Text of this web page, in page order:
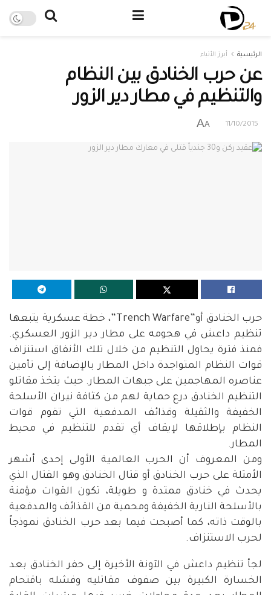
الرئيسية أبرز الأنباء
عن حرب الخنادق بين النظام
والتنظيم في مطار دير الزور
11/10/2015
A
A
حرب الخنادق أو”Trench Warfare”، خطة عسكرية يتبعها
تنظيم داعش في هجومه على مطار دير الزور العسكري.
فمنذ فترة يحاول التنظيم من خلال تلك الأنفاق استنزاف
قوات النظام المتواجدة داخل المطار بالإضافة إلى تأمين
عناصره المهاجمين على جبهات المطار. حيث يتخذ مقاتلو
التنظيم الخنادق درع حماية لهم من كثافة نيران الأسلحة
الخفيفة والثقيلة وقذائف المدفعية التي تقوم قوات
النظام بإطلاقها لإيقاف أي تقدم للتنظيم في محيط
المطار.
ومن المعروف أن الحرب العالمية الأولى إحدى أشهر
الأمثلة على حرب الخنادق أو قتال الخنادق وهو القتال الذي
يحدث في خنادق ممتدة و طويلة، تكون القوات مؤمنة
بالأسلحة النارية الخفيفة ومحمية من القذائف والمدفعية
بالوقت ذاته، كما أصبحت فيما بعد حرب الخنادق نموذجاً
لحرب الاستنزاف.
لجأ تنظيم داعش في الآونة الأخيرة إلى حفر الخنادق بعد
الخسارة الكبيرة بين صفوف مقاتليه وفشله باقتحام